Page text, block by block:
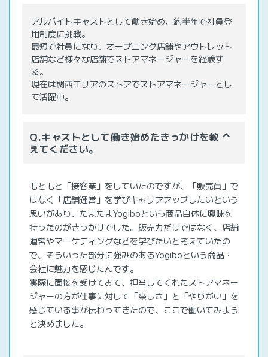
アルバイトキャストとして働き始め、約半年で社員登
用制度に挑戦。
最短で社員になり、オープニング店舗やアウトレット
店舗など様々な店舗でストアマネージャーを経験す
る。
現在は関西エリアのストアでストアマネージャーとし
て活躍中。
Q.キャストとして働き始めたきっかけを教
えてください。
もともと「接客業」をしていたのですが、「販売員」で
はなく「店舗運営」を学びキャリアアップしたいという
思いがあり、たまたまYogiboという商品自体に興味を
持ったのがきっかけでした。販売力だけではなく、店舗
運営やマーケティングなどを学びたいと考えていたの
で、そういった部分に強みのあるYogiboという商品・
会社に魅力を感じたんです。
実際に面接を受けてみて、担当してくれたストアマネー
ジャーの方が仕事に対して「楽しさ」と「やりがい」を
感じている事が伝わってきたので、ここで働いてみよう
と決めました。